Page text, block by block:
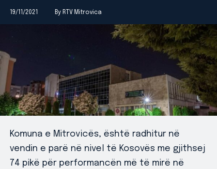
19/11/2021 By RTV Mitrovica
Komuna e Mitrovicës, është radhitur në
vendin e parë në nivel të Kosovës me gjithsej
74 pikë për performancën më të mirë në